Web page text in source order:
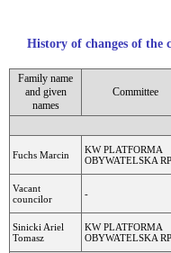
History of changes of the
Family name
and given
names
Committee
Fuchs Marcin
KW PLATFORMA
OBYWATELSKA RP
Vacant
councilor
-
Sinicki Ariel
Tomasz
KW PLATFORMA
OBYWATELSKA RP